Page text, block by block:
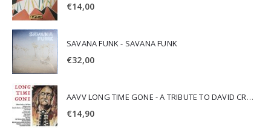
€14,00
SAVANA FUNK - SAVANA FUNK
€32,00
AAVV LONG TIME GONE - A TRIBUTE TO DAVID CROSBY
€14,90